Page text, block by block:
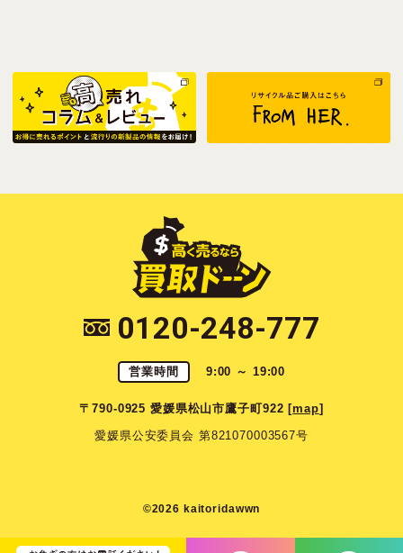
0120-248-777
営業時間 9:00 ～ 19:00
〒790-0925 愛媛県松山市鷹子町922 [map]
愛媛県公安委員会 第821070003567号
©2026 kaitoridawwn